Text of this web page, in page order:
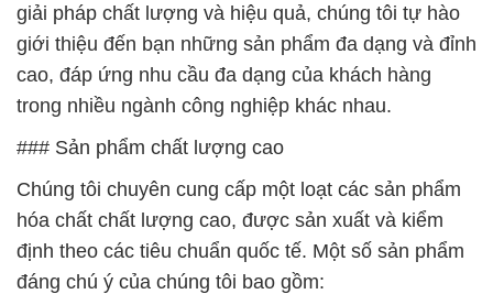
### Sản phẩm chất lượng cao
Chúng tôi chuyên cung cấp một loạt các sản phẩm
hóa chất chất lượng cao, được sản xuất và kiểm
định theo các tiêu chuẩn quốc tế. Một số sản phẩm
đáng chú ý của chúng tôi bao gồm:
#### 1. Chlorine (Clo)
Chlorine (Clo) là một trong những hóa chất quan
trọng, được sử dụng rộng rãi trong xử lý nước để
diệt khuẩn và làm sạch nước. Chúng tôi cung cấp